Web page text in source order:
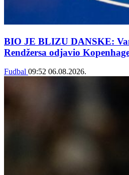
BIO JE BLIZU DANSKE:
Rendžersa odjavio
Fudbal 09:52 06.08.2026.